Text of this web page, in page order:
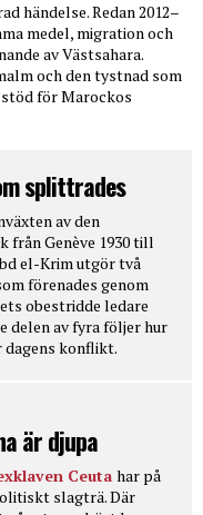
händelse. Redan 2012–
medel, migration och
av Västsahara.
och den tystnad som
för Marockos
splittrades
av den
från Genève 1930 till
el-Krim utgör två
förenades genom
obestridde ledare
delen av fyra följer hur
konflikt.
är djupa
Ceuta har på
slagträ. Där